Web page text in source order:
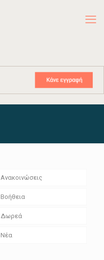
Ανακοινώσεις
Βοήθεια
Δωρεά
Νέα